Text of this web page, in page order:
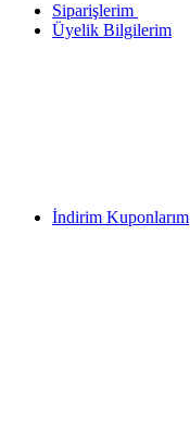
Siparişlerim
Üyelik Bilgilerim
İndirim Kuponlarım